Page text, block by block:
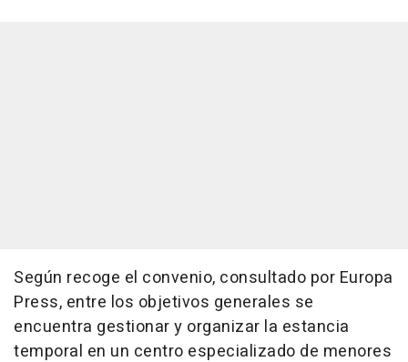
Según recoge el convenio, consultado por Europa
Press, entre los objetivos generales se
encuentra gestionar y organizar la estancia
temporal en un centro especializado de menores